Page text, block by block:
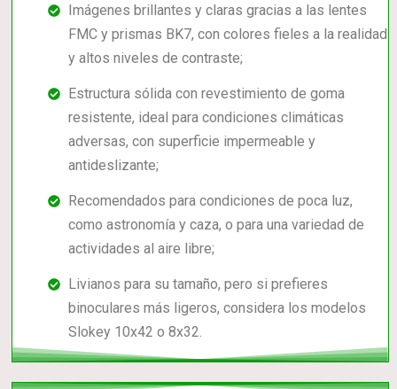
Imágenes brillantes y claras gracias a las lentes
FMC y prismas BK7, con colores fieles a la realidad
y altos niveles de contraste;
Estructura sólida con revestimiento de goma
resistente, ideal para condiciones climáticas
adversas, con superficie impermeable y
antideslizante;
Recomendados para condiciones de poca luz,
como astronomía y caza, o para una variedad de
actividades al aire libre;
Livianos para su tamaño, pero si prefieres
binoculares más ligeros, considera los modelos
Slokey 10x42 o 8x32.